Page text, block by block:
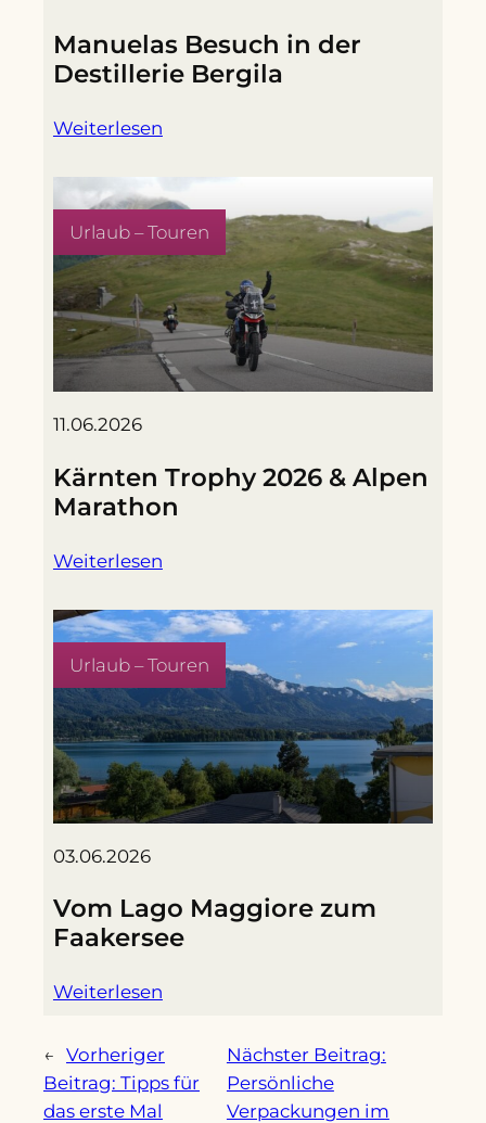
Manuelas Besuch in der
Destillerie Bergila
Weiterlesen
11.06.2026
Kärnten Trophy 2026 & Alpen
Marathon
Weiterlesen
Urlaub – Touren
03.06.2026
Vom Lago Maggiore zum
Faakersee
Weiterlesen
Urlaub – Touren
← Vorheriger
Beitrag: Tipps für
das erste Mal
Nächster Beitrag:
Persönliche
Verpackungen im